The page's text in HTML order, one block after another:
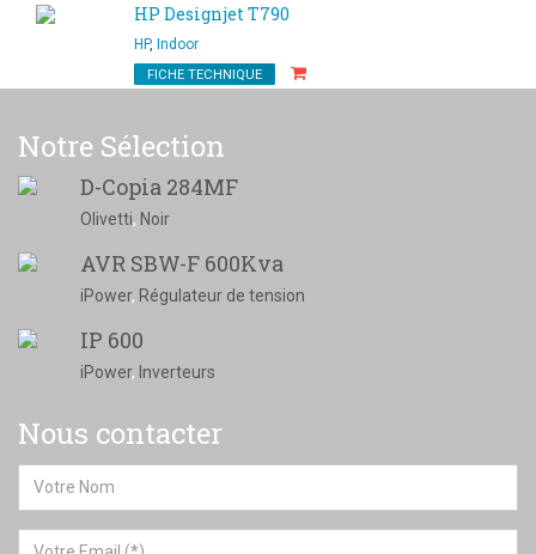
HP Designjet T790
HP, Indoor
FICHE TECHNIQUE
Notre Sélection
D-Copia 284MF
Olivetti, Noir
AVR SBW-F 600Kva
iPower, Régulateur de tension
IP 600
iPower, Inverteurs
Nous contacter